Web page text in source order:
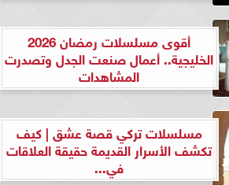
أقوى مسلسلات رمضان 2026
الخليجية.. أعمال صنعت الجدل وتصدرت
المشاهدات
مسلسلات تركي قصة عشق | كيف
تكشف الأسرار القديمة حقيقة العلاقات
في...